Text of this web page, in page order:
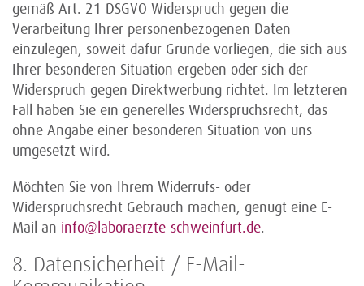
gemäß Art. 21 DSGVO Widerspruch gegen die
Verarbeitung Ihrer personenbezogenen Daten
einzulegen, soweit dafür Gründe vorliegen, die sich aus
Ihrer besonderen Situation ergeben oder sich der
Widerspruch gegen Direktwerbung richtet. Im letzteren
Fall haben Sie ein generelles Widerspruchsrecht, das
ohne Angabe einer besonderen Situation von uns
umgesetzt wird.
Möchten Sie von Ihrem Widerrufs- oder
Widerspruchsrecht Gebrauch machen, genügt eine E-
Mail an info@laboraerzte-schweinfurt.de.
8. Datensicherheit / E-Mail-